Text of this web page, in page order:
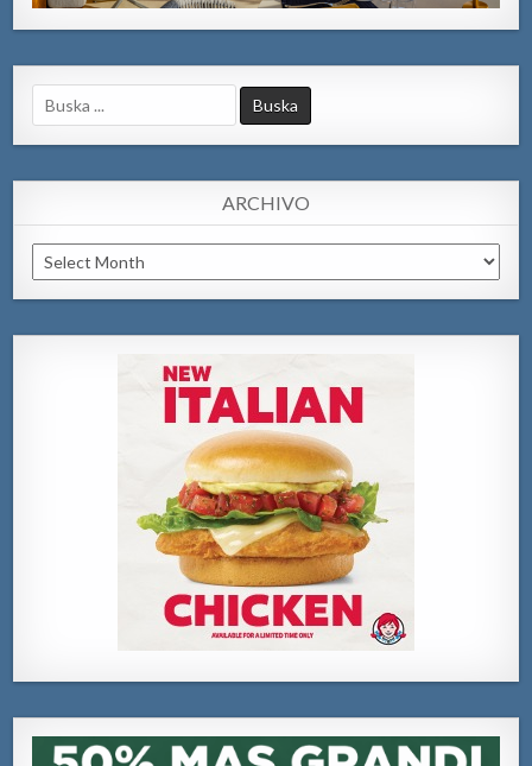
Search
for:
ARCHIVO
Archivo